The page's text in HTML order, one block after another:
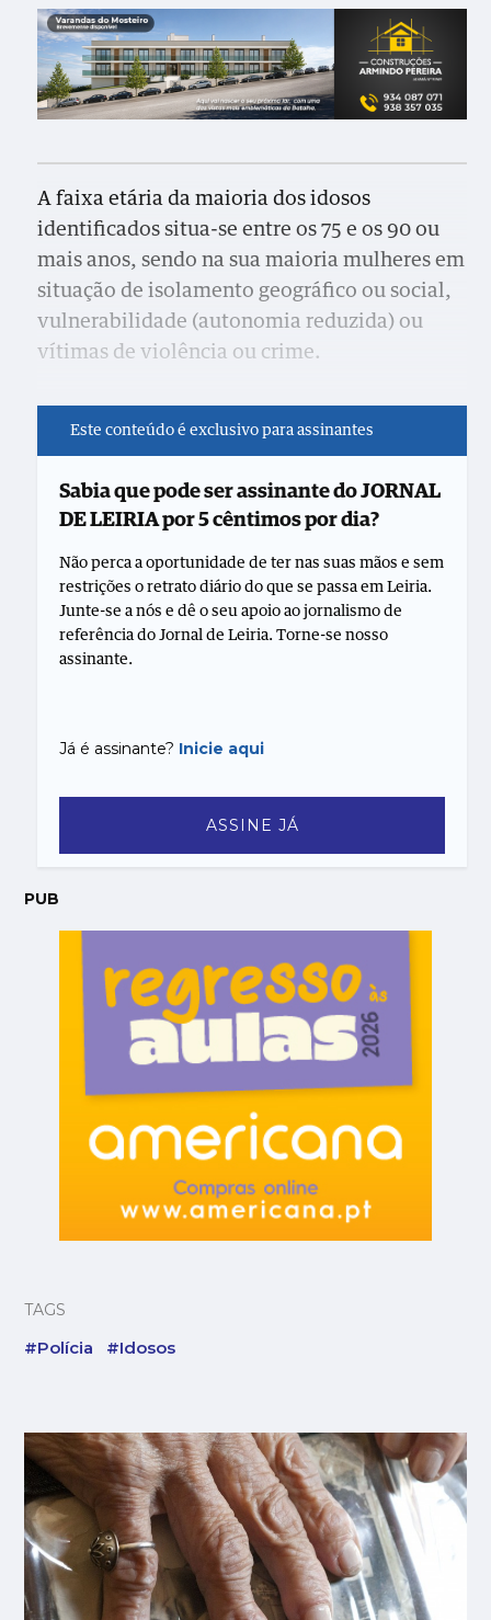
A faixa etária da maioria dos idosos
identificados situa-se entre os 75 e os 90 ou
mais anos, sendo na sua maioria mulheres em
situação de isolamento geográfico ou social,
vulnerabilidade (autonomia reduzida) ou
vítimas de violência ou crime.
Este conteúdo é exclusivo para assinantes
Sabia que pode ser assinante do JORNAL
DE LEIRIA por 5 cêntimos por dia?
Não perca a oportunidade de ter nas suas mãos e sem
restrições o retrato diário do que se passa em Leiria.
Junte-se a nós e dê o seu apoio ao jornalismo de
referência do Jornal de Leiria. Torne-se nosso
assinante.
Já é assinante? Inicie aqui
ASSINE JÁ
PUB
TAGS
#Polícia #Idosos